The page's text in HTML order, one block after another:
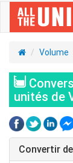
Volume
unités de
Convertir